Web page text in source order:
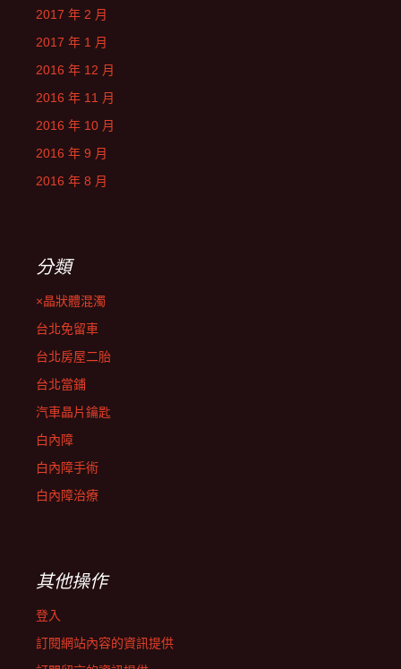
2017 年 2 月
2017 年 1 月
2016 年 12 月
2016 年 11 月
2016 年 10 月
2016 年 9 月
2016 年 8 月
分類
×晶狀體混濁
台北免留車
台北房屋二胎
台北當鋪
汽車晶片鑰匙
白內障
白內障手術
白內障治療
其他操作
登入
訂閱網站內容的資訊提供